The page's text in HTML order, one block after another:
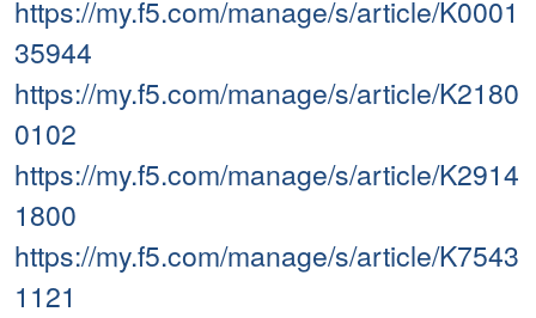
https://my.f5.com/manage/s/article/K0001
35944
https://my.f5.com/manage/s/article/K2180
0102
https://my.f5.com/manage/s/article/K2914
1800
https://my.f5.com/manage/s/article/K7543
1121